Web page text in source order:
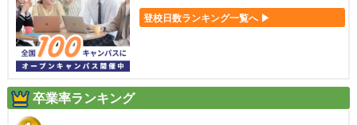
登校日数ランキング一覧へ ▶
卒業率ランキング